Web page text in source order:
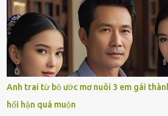
hôm ấy lại đặc biệt vui vẻ. Ông chuẩn bị
cùng cô con gái 8 tuổi tên Thảo. “Em ở
con đi biển hai ngày, để nó được ngắm
sẽ kể cho em nghe cả tuần không hết
hiền, vuốt tóc vợ. Bà Hạnh nhìn chồng
lòng cũng rộn ràng. Bà vốn ít có dịp đi xa
nên lần này cũng đành ở nhà. Thảo ôm
“Con sẽ nhặt thật nhiều vỏ sò cho mẹ
Anh trai từ bỏ ước mơ nuôi 3 em gái
hối hận quá muộn